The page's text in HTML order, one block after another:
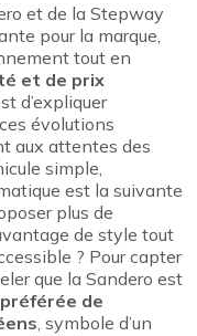
et de la Stepway
pour la marque,
tout en
et de prix
d’expliquer
évolutions
aux attentes des
simple,
est la suivante
plus de
de style tout
? Pour capter
que la Sandero est
de
, symbole d’un